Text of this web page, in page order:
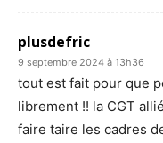
plusdefric
9 septembre 2024 à 13h36
tout est fait pour que
librement !! la CGT
faire taire les cadres